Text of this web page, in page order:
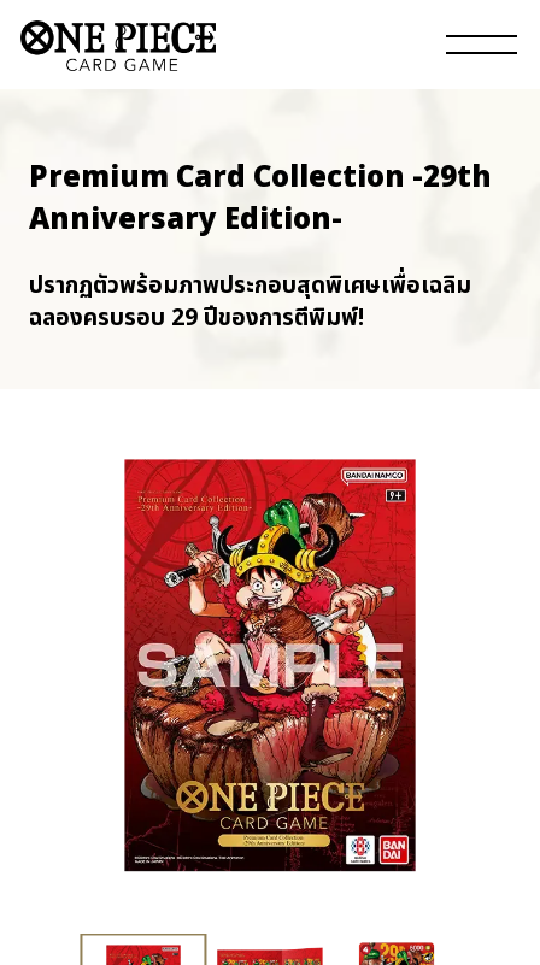
Premium Card Collection -29th
Anniversary Edition-
ปรากฏตัวพร้อมภาพประกอบสุดพิเศษเพื่อเฉลิม
ฉลองครบรอบ 29 ปีของการตีพิมพ์!